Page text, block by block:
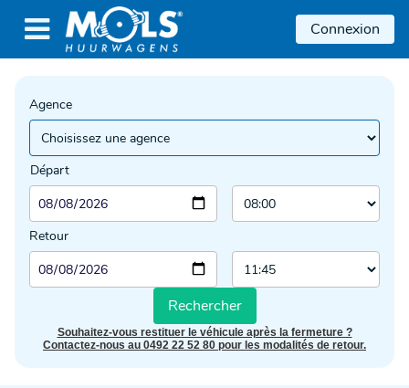
 Connexion
Agence
Départ
Retour
Rechercher
Souhaitez-vous restituer le véhicule après la fermeture ?
Contactez-nous au 0492 22 52 80 pour les modalités de retour.